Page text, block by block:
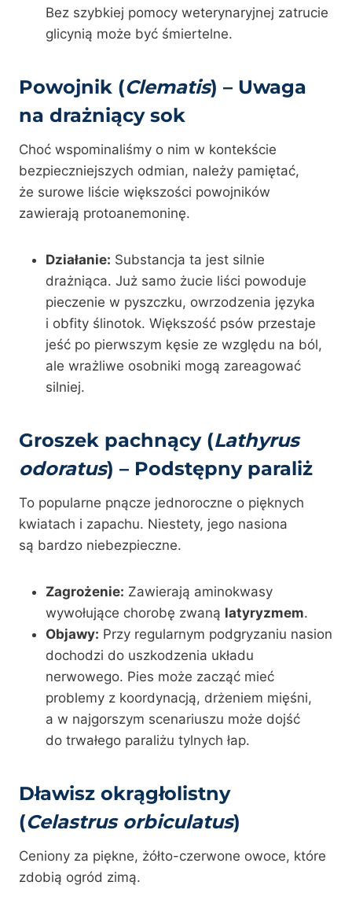
Bez szybkiej pomocy weterynaryjnej zatrucie
glicynią może być śmiertelne.
Powojnik (Clematis) – Uwaga
na drażniący sok
Choć wspominaliśmy o nim w kontekście
bezpieczniejszych odmian, należy pamiętać,
że surowe liście większości powojników
zawierają protoanemoninę.
Działanie: Substancja ta jest silnie
drażniąca. Już samo żucie liści powoduje
pieczenie w pyszczku, owrzodzenia języka
i obfity ślinotok. Większość psów przestaje
jeść po pierwszym kęsie ze względu na ból,
ale wrażliwe osobniki mogą zareagować
silniej.
Groszek pachnący (Lathyrus
odoratus) – Podstępny paraliż
To popularne pnącze jednoroczne o pięknych
kwiatach i zapachu. Niestety, jego nasiona
są bardzo niebezpieczne.
Zagrożenie: Zawierają aminokwasy
wywołujące chorobę zwaną latyryzmem.
Objawy: Przy regularnym podgryzaniu nasion
dochodzi do uszkodzenia układu
nerwowego. Pies może zacząć mieć
problemy z koordynacją, drżeniem mięśni,
a w najgorszym scenariuszu może dojść
do trwałego paraliżu tylnych łap.
Dławisz okrągłolistny
(Celastrus orbiculatus)
Ceniony za piękne, żółto-czerwone owoce, które
zdobią ogród zimą.